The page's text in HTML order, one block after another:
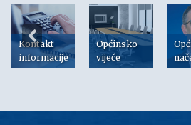
Kontakt
informacije
Općinsko
vijeće